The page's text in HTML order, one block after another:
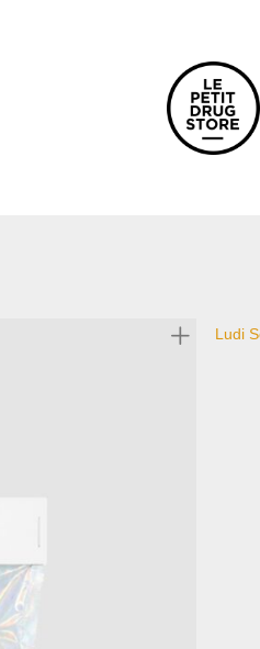
Ludi